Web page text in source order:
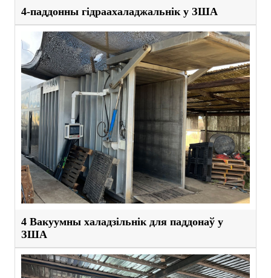
4-паддонны гідраахаладжальнік у ЗША
4 Вакуумны халадзільнік для паддонаў у
ЗША